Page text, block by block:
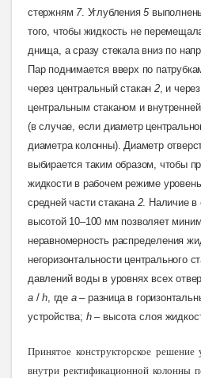
стержням 7. Углубления5
того, чтобы жидкость не
днища, а сразу стекала вниз по
Пар поднимается вверх по
через центральный стакан2, и
центральным стаканом и
(в случае, если диаметр
диаметра колонны). Диаметр
выбирается таким образом, чтобы
жидкости в рабочем режиме
средней части стакана 2. Наличие в
высотой 10–100 мм позволяет
неравномерность распределения
негоризонтальности центрального
давлений воды в уровнях всех
a /h, где а– разница в
устройства; h– высота слоя
Принятое конструкторское решение
внутри ректификационной колонны